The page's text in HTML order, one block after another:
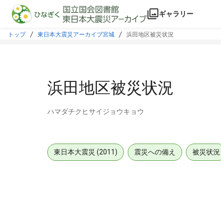
本文に飛ぶ
ギャラリー
トップ 東日本大震災アーカイブ宮城 浜田地区被災状況
浜田地区被災状況
ハマダチクヒサイジョウキョウ
東日本大震災 (2011) 震災への備え 被災状況